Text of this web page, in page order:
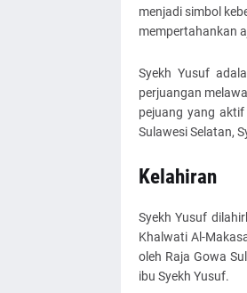
menjadi simbol
mempertahankan
Syekh Yusuf
perjuangan
pejuang yang
Sulawesi Selatan,
Kelahiran
Syekh Yusuf
Khalwati Al-
oleh Raja Gowa
ibu Syekh Yusuf.